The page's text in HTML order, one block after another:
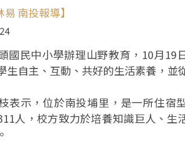
易 南投報導】
國民中小學辦理山野教育，10月19
生自主、互動、共好的生活素養，並
表示，位於南投埔里，是一所住宿
人，校方致力於培養知識巨人、